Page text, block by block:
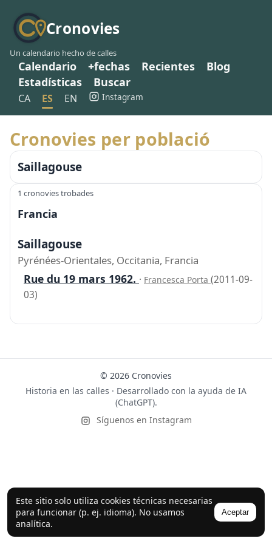
Cronovies
Un calendario hecho de calles
Calendario +fechas Recientes
Blog
Estadísticas
Buscar
CA ES EN Instagram
Este sitio solo utiliza cookies técnicas necesarias
para funcionar (p. ej. idioma). No usamos
analítica.
Aceptar
Cronovies per població
Saillagouse
1 cronovies trobades
Francia
Saillagouse
Pyrénées-Orientales, Occitania, Francia
Rue du 19 mars 1962. · Francesca Porta (2011-09-
03)
© 2026 Cronovies
Historia en las calles · Desarrollado con la ayuda de IA
(ChatGPT).
Síguenos en Instagram